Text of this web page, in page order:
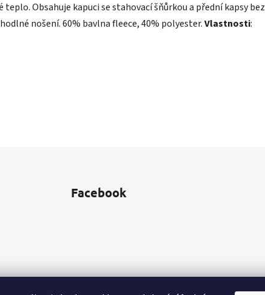
Obsahuje kapuci se stahovací šňůrkou a přední kapsy bez
nošení. 60% bavlna fleece, 40% polyester.Vlastnosti:
Facebook